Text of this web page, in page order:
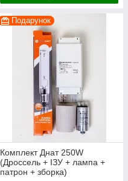
Подарунок
Комплект Днат 250W
(Дроссель + ІЗУ + лампа +
патрон + зборка)